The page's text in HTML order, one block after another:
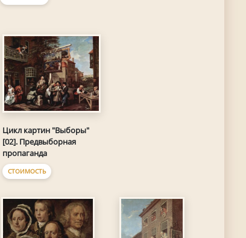
Цикл картин "Выборы"
[02]. Предвыборная
пропаганда
СТОИМОСТЬ